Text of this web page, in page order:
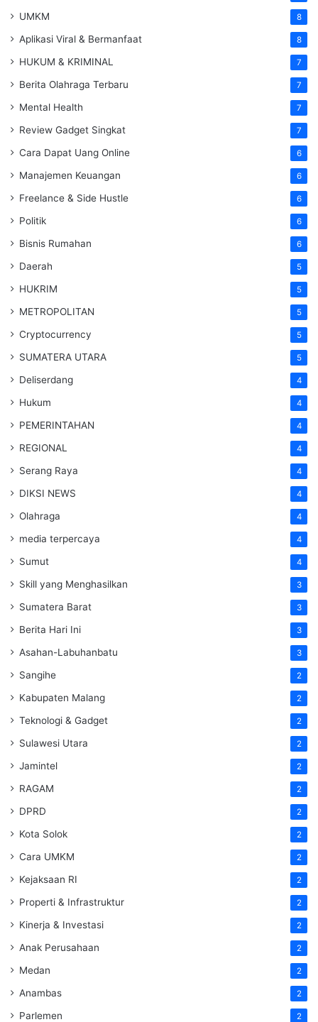
UMKM 8
Aplikasi Viral & Bermanfaat 8
HUKUM & KRIMINAL 7
Berita Olahraga Terbaru 7
Mental Health 7
Review Gadget Singkat 7
Cara Dapat Uang Online 6
Manajemen Keuangan 6
Freelance & Side Hustle 6
Politik 6
Bisnis Rumahan 6
Daerah 5
HUKRIM 5
METROPOLITAN 5
Cryptocurrency 5
SUMATERA UTARA 5
Deliserdang 4
Hukum 4
PEMERINTAHAN 4
REGIONAL 4
Serang Raya 4
DIKSI NEWS 4
Olahraga 4
media terpercaya 4
Sumut 4
Skill yang Menghasilkan 3
Sumatera Barat 3
Berita Hari Ini 3
Asahan-Labuhanbatu 3
Sangihe 2
Kabupaten Malang 2
Teknologi & Gadget 2
Sulawesi Utara 2
Jamintel 2
RAGAM 2
DPRD 2
Kota Solok 2
Cara UMKM 2
Kejaksaan RI 2
Properti & Infrastruktur 2
Kinerja & Investasi 2
Anak Perusahaan 2
Medan 2
Anambas 2
Parlemen 2